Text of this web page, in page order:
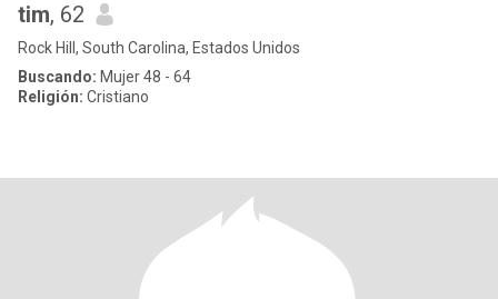
tim, 62
Rock Hill, South Carolina, Estados Unidos
Buscando: Mujer 48 - 64
Religión: Cristiano